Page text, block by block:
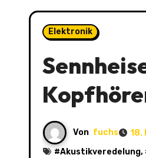
Elektronik
Von fuchs
18.
#Akustikveredelung,